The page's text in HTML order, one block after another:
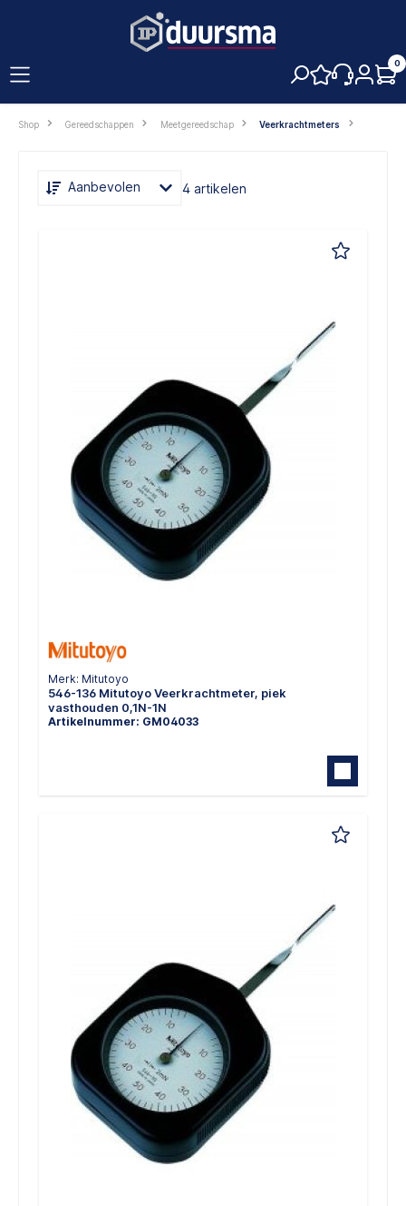
0
Shop Gereedschappen Meetgereedschap Veerkrachtmeters
Aanbevolen 4 artikelen
Merk: Mitutoyo
546-136 Mitutoyo Veerkrachtmeter, piek
vasthouden 0,1N-1N
Artikelnummer: GM04033